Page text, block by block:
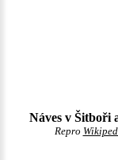
Náves v Šitboři
Repro